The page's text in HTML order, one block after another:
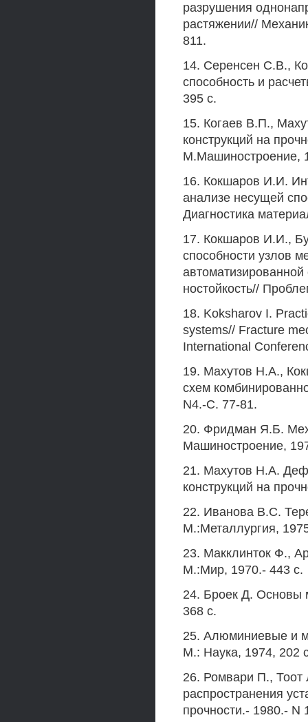
разрушения
растяжении//
811.
14. Серенсен С.В.,
способность и
395 с.
15. Когаев В.П.,
конструкций на
М.Машиностроение,
16. Кокшаров И.И.
анализе несущей
Диагностика
17. Кокшаров И.И.,
способности узлов
ностойкость//
18. Koksharov I.
systems// Fracture
International
19. Махутов H.A.,
схем
N4.-С. 77-81.
20. Фридман Я.Б.
Машиностроение,
21. Махутов H.A.
конструкций на
22. Иванова B.C.
М.:Металлургия,
23. Макклинток Ф.,
М.:Мир, 1970.- 443 с.
24. Броек Д. Основы
368 с.
25. Алюминиевые и
М.: Наука, 1974, 202
26. Ромвари П., Тоот
распространения
прочности.- 1980.- N